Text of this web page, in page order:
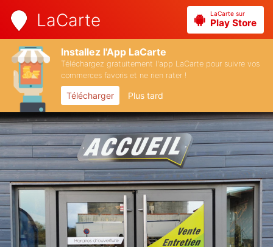
LaCarte LaCarte sur
Play Store
Installez l'App LaCarte
Téléchargez gratuitement l'app LaCarte pour suivre vos
commerces favoris et ne rien rater !
Télécharger Plus tard